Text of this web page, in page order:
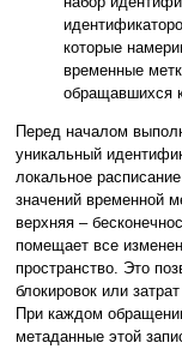
которые
временные
обращавшихся
Перед началом
уникальный
локальное
значений временной
верхняя –
помещает все
пространство. Это
блокировок или
При каждом
метаданные этой